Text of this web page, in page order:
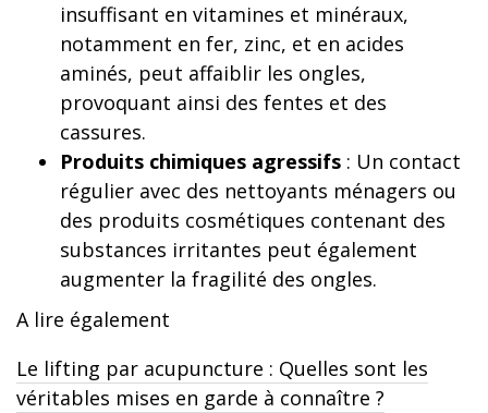
insuffisant en vitamines et minéraux,
notamment en fer, zinc, et en acides
aminés, peut affaiblir les ongles,
provoquant ainsi des fentes et des
cassures.
Produits chimiques agressifs : Un contact
régulier avec des nettoyants ménagers ou
des produits cosmétiques contenant des
substances irritantes peut également
augmenter la fragilité des ongles.
A lire également
Le lifting par acupuncture : Quelles sont les
véritables mises en garde à connaître ?